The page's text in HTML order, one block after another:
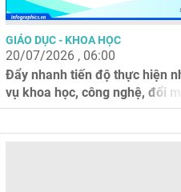
GIÁO DỤC - KHOA HỌC
20/07/2026 , 06:00
Đẩy nhanh tiến độ thực hiện
vụ khoa học, công nghệ, đổi
sáng...